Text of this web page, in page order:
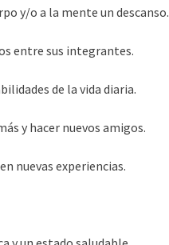
y/o a la mente un descanso.
entre sus integrantes.
de la vida diaria.
y hacer nuevos amigos.
nuevas experiencias.